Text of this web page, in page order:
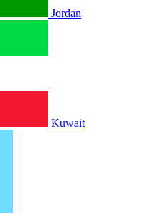
Jordan
Kuwait